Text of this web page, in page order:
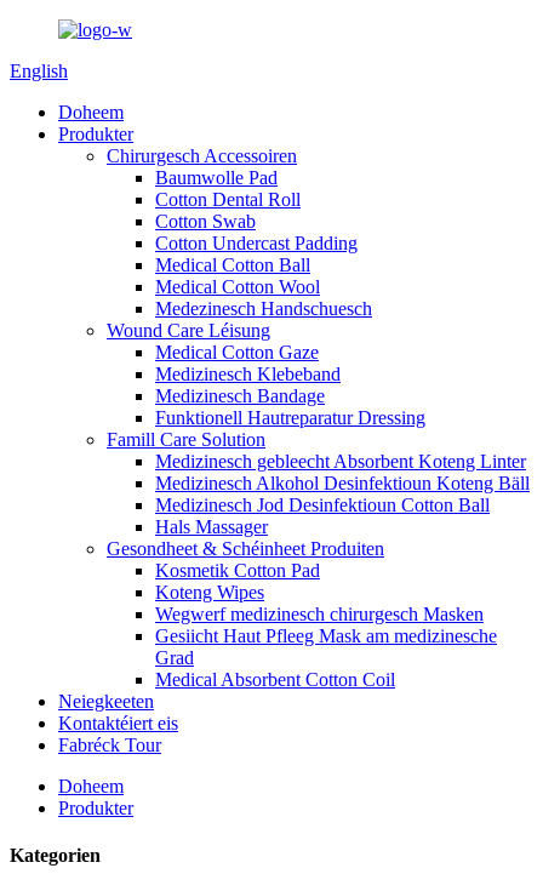
English
Doheem
Produkter
Chirurgesch Accessoiren
Baumwolle Pad
Cotton Dental Roll
Cotton Swab
Cotton Undercast Padding
Medical Cotton Ball
Medical Cotton Wool
Medezinesch Handschuesch
Wound Care Léisung
Medical Cotton Gaze
Medizinesch Klebeband
Medizinesch Bandage
Funktionell Hautreparatur Dressing
Famill Care Solution
Medizinesch gebleecht Absorbent Koteng Linter
Medizinesch Alkohol Desinfektioun Koteng Bäll
Medizinesch Jod Desinfektioun Cotton Ball
Hals Massager
Gesondheet & Schéinheet Produiten
Kosmetik Cotton Pad
Koteng Wipes
Wegwerf medizinesch chirurgesch Masken
Gesiicht Haut Pfleeg Mask am medizinesche
Grad
Medical Absorbent Cotton Coil
Neiegkeeten
Kontaktéiert eis
Fabréck Tour
Doheem
Produkter
Kategorien